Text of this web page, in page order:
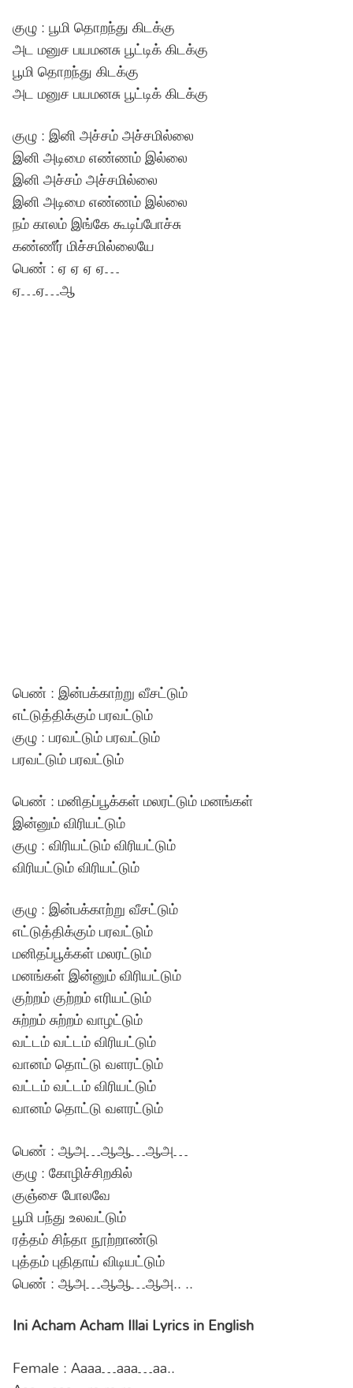
குழு : பூமி தொறந்து கிடக்கு
அட மனுச பயமனசு பூட்டிக் கிடக்கு
பூமி தொறந்து கிடக்கு
அட மனுச பயமனசு பூட்டிக் கிடக்கு
குழு : இனி அச்சம் அச்சமில்லை
இனி அடிமை எண்ணம் இல்லை
இனி அச்சம் அச்சமில்லை
இனி அடிமை எண்ணம் இல்லை
நம் காலம் இங்கே கூடிப்போச்சு
கண்ணீர் மிச்சமில்லையே
பெண் : ஏ ஏ ஏ ஏ…
ஏ…ஏ…ஆ
பெண் : இன்பக்காற்று வீசட்டும்
எட்டுத்திக்கும் பரவட்டும்
குழு : பரவட்டும் பரவட்டும்
பரவட்டும் பரவட்டும்
பெண் : மனிதப்பூக்கள் மலரட்டும் மனங்கள்
இன்னும் விரியட்டும்
குழு : விரியட்டும் விரியட்டும்
விரியட்டும் விரியட்டும்
குழு : இன்பக்காற்று வீசட்டும்
எட்டுத்திக்கும் பரவட்டும்
மனிதப்பூக்கள் மலரட்டும்
மனங்கள் இன்னும் விரியட்டும்
குற்றம் குற்றம் எரியட்டும்
சுற்றம் சுற்றம் வாழட்டும்
வட்டம் வட்டம் விரியட்டும்
வானம் தொட்டு வளரட்டும்
வட்டம் வட்டம் விரியட்டும்
வானம் தொட்டு வளரட்டும்
பெண் : ஆஅ…ஆஆ…ஆஅ…
குழு : கோழிச்சிறகில்
குஞ்சை போலவே
பூமி பந்து உலவட்டும்
ரத்தம் சிந்தா நூற்றாண்டு
புத்தம் புதிதாய் விடியட்டும்
பெண் : ஆஅ…ஆஆ…ஆஅ.. ..
Ini Acham Acham Illai Lyrics in English
Female : Aaaa…aaa…aa..